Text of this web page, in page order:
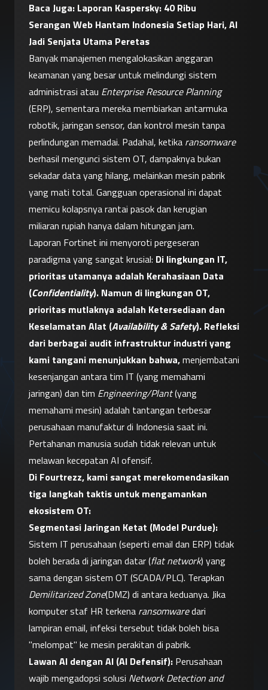
Baca Juga: Laporan Kaspersky: 40 Ribu
Serangan Web Hantam Indonesia Setiap Hari, AI
Jadi Senjata Utama Peretas
Banyak manajemen mengalokasikan anggaran
keamanan yang besar untuk melindungi sistem
administrasi atau Enterprise Resource Planning
(ERP), sementara mereka membiarkan antarmuka
robotik, jaringan sensor, dan kontrol mesin tanpa
perlindungan memadai. Padahal, ketika ransomware
berhasil mengunci sistem OT, dampaknya bukan
sekadar data yang hilang, melainkan mesin pabrik
yang mati total. Gangguan operasional ini dapat
memicu kolapsnya rantai pasok dan kerugian
miliaran rupiah hanya dalam hitungan jam.
Laporan Fortinet ini menyoroti pergeseran
paradigma yang sangat krusial: Di lingkungan IT,
prioritas utamanya adalah Kerahasiaan Data
(Confidentiality). Namun di lingkungan OT,
prioritas mutlaknya adalah Ketersediaan dan
Keselamatan Alat (Availability & Safety). Refleksi
dari berbagai audit infrastruktur industri yang
kami tangani menunjukkan bahwa, menjembatani
kesenjangan antara tim IT (yang memahami
jaringan) dan tim Engineering/Plant (yang
memahami mesin) adalah tantangan terbesar
perusahaan manufaktur di Indonesia saat ini.
Pertahanan manusia sudah tidak relevan untuk
melawan kecepatan AI ofensif.
Di Fourtrezz, kami sangat merekomendasikan
tiga langkah taktis untuk mengamankan
ekosistem OT:
Segmentasi Jaringan Ketat (Model Purdue):
Sistem IT perusahaan (seperti email dan ERP) tidak
boleh berada di jaringan datar (flat network) yang
Demilitarized Zone(DMZ) di antara keduanya. Jika
komputer staf HR terkena ransomware dari
lampiran email, infeksi tersebut tidak boleh bisa
"melompat" ke mesin perakitan di pabrik.
Lawan AI dengan AI (AI Defensif): Perusahaan
wajib mengadopsi solusi Network Detection and